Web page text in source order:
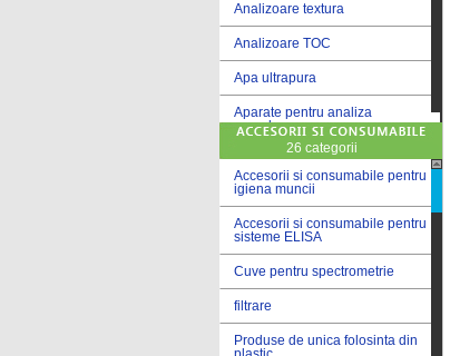
Analizoare textura
Analizoare TOC
Apa ultrapura
Aparate pentru analiza
cereale
Aparate pentru testare lacuri
si vopsele
Aparate pentru testare lapte
Autoclave
Bai de apa
Bai de apa vibrate
Bai de calibrare
26 categorii
Accesorii si consumabile pentru
igiena muncii
Accesorii si consumabile pentru
sisteme ELISA
Cuve pentru spectrometrie
filtrare
Produse de unica folosinta din